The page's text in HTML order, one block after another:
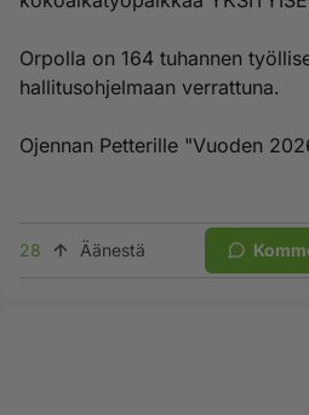
Orpolla on 164 tuhannen
hallitusohjelmaan verrattuna.
Ojennan Petterille "Vuoden
28 Äänestä